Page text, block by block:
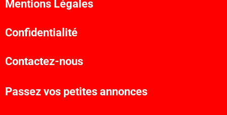
Mentions Légales
Confidentialité
Contactez-nous
Passez vos petites annonces